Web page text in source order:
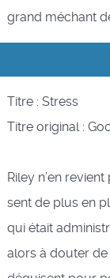
grand méchant
Titre : Stress
Titre original :
Riley n’en
sent de plus en
qui était
alors à douter de